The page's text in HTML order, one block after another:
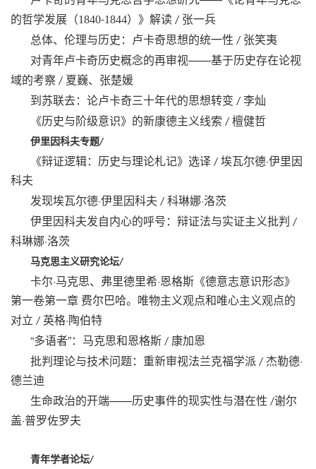
的哲学发展
（1840-1844） 》解读 / 张一兵
总体、伦理与历史：卢卡奇思想的统一性 / 张笑夷
对青年卢卡奇历史概念的再审视——基于历史存在论视
域的考察 / 夏巍、张楚媛
到苏联去：论卢卡奇三十年代的思想转变 / 李灿
《历史与阶级意识》的新康德主义线索 / 檀健哲
伊里因科夫专题/
《辩证逻辑：历史与理论札记》选译 / 埃瓦尔德·伊里因
科夫
发现埃瓦尔德·伊里因科夫 / 科琳娜·洛茨
伊里因科夫发自内心的呼号：辩证法与实证主义批判 /
科琳娜·洛茨
马克思主义研究论坛/
卡尔·马克思、弗里德里希·恩格斯《德意志意识形态》
第一卷第一章 费尔巴哈。唯物主义观点和唯心主义观点的
对立 / 英格·陶伯特
“多语者”：马克思和恩格斯 / 康加恩
批判理论与技术问题：重新审视法兰克福学派 / 杰勒德·
德兰迪
生命政治的开端——历史事件的现实性与潜在性 /谢尔
盖·普罗佐罗夫
青年学者论坛/